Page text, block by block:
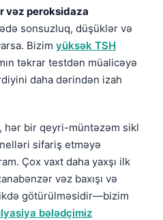
vəz peroksidaza
sonsuzluq, düşüklər və
Bizim yüksək TSH
təkrar testdən müalicəyə
daha dərindən izah
hər bir qeyri-müntəzəm sikl
sifariş etməyə
Çox vaxt daha yaxşı ilk
vəz baxışı və
götürülməsidir—bizim
bələdçimiz